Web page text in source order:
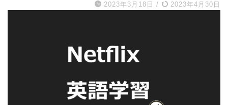
2023年3月18日 / 2023年4月30日